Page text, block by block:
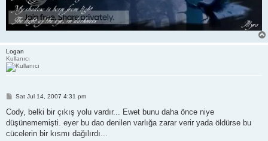
Logan
Kullanıcı
P
s
Sat Jul 14, 2007 4:31 pm
Cody, belki bir çıkış yolu vardır... Ewet bunu daha önce niye
düşünememişti. eyer bu dao denilen varlığa zarar verir yada öldürse bu
cücelerin bir kısmı dağılırdı...